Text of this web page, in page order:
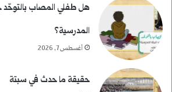
هل طفلي المصاب بالتوحّد
المدرسية؟
أغسطس 7, 2026
حقيقة ما حدث في سبتة